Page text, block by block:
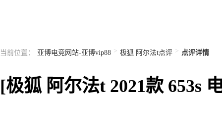
当前位置： 亚博电竞网站-亚博vip88 > 极狐 阿尔法t点评 > 点评详情
[极狐 阿尔法t 2021款 653s